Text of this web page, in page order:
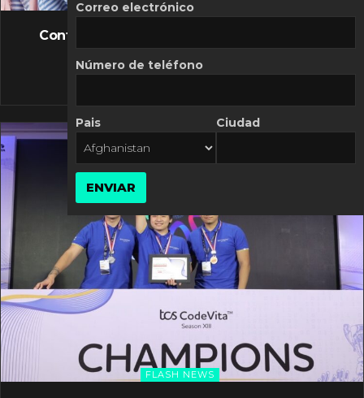
FLASH NEWS
Controversia de Mercado Libre por costos
10 MARZO, 2026
FLASH NEWS
Correo electrónico
Número de teléfono
Pais Ciudad
ENVIAR